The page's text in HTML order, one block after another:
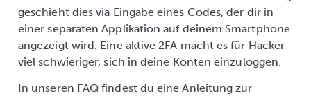
geschieht dies via Eingabe eines Codes, der dir in
einer separaten Applikation auf deinem Smartphone
angezeigt wird. Eine aktive 2FA macht es für Hacker
viel schwieriger, sich in deine Konten einzuloggen.
In unseren FAQ findest du eine Anleitung zur